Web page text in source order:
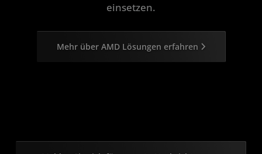
einsetzen.
Mehr über AMD Lösungen erfahren